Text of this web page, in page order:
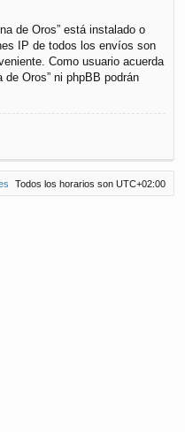
de Oros” está instalado o
IP de todos los envíos son
Como usuario acuerda
Oros” ni phpBB podrán
Todos los horarios son UTC+02:00